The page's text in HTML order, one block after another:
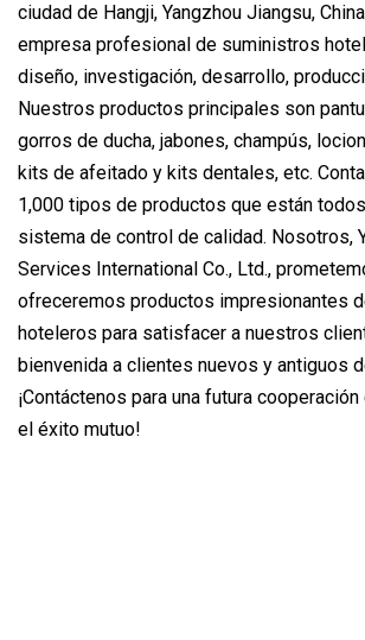
ciudad de Hangji, Yangzhou Jiangsu,
empresa profesional de suministros
diseño, investigación, desarrollo,
Nuestros productos principales son
gorros de ducha, jabones, champús,
kits de afeitado y kits dentales, etc.
1,000 tipos de productos que están
sistema de control de calidad. Nosotros,
Services International Co., Ltd.,
ofreceremos productos impresionantes
hoteleros para satisfacer a nuestros
bienvenida a clientes nuevos y antiguos
¡Contáctenos para una futura
el éxito mutuo!